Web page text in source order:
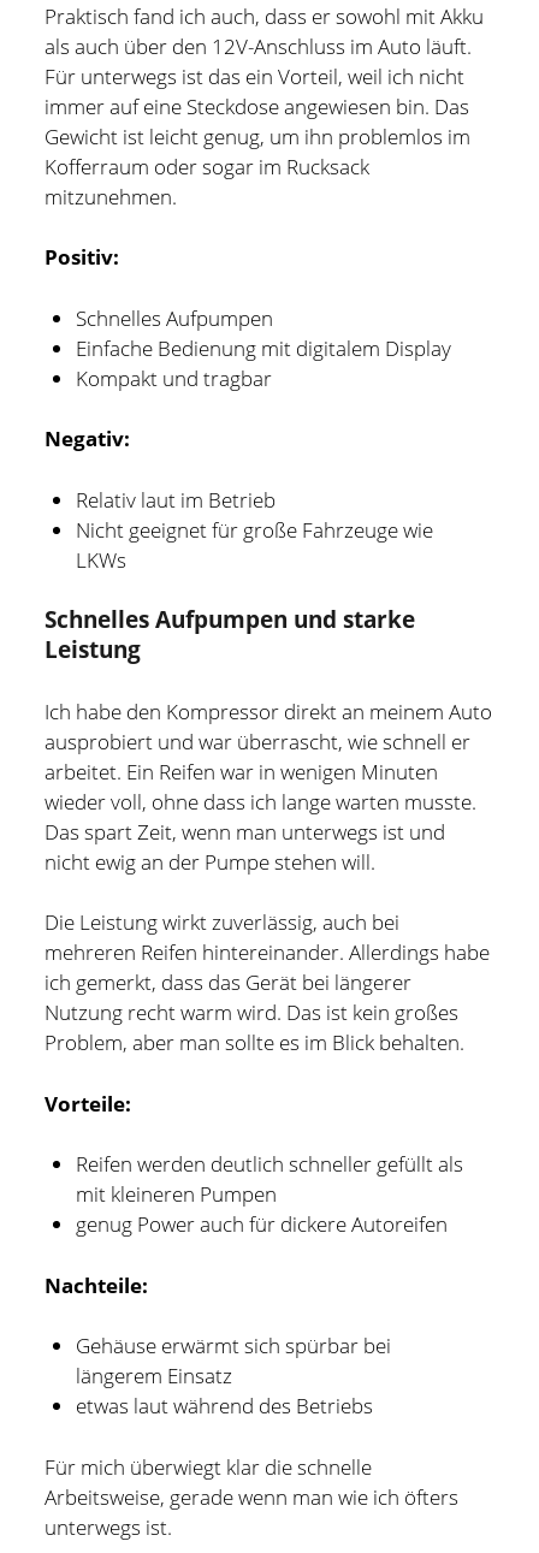
Praktisch fand ich auch, dass er sowohl mit Akku
als auch über den 12V-Anschluss im Auto läuft.
Für unterwegs ist das ein Vorteil, weil ich nicht
immer auf eine Steckdose angewiesen bin. Das
Gewicht ist leicht genug, um ihn problemlos im
Kofferraum oder sogar im Rucksack
mitzunehmen.
Positiv:
Schnelles Aufpumpen
Einfache Bedienung mit digitalem Display
Kompakt und tragbar
Negativ:
Relativ laut im Betrieb
Nicht geeignet für große Fahrzeuge wie
LKWs
Schnelles Aufpumpen und starke
Leistung
Ich habe den Kompressor direkt an meinem Auto
ausprobiert und war überrascht, wie schnell er
arbeitet. Ein Reifen war in wenigen Minuten
wieder voll, ohne dass ich lange warten musste.
Das spart Zeit, wenn man unterwegs ist und
nicht ewig an der Pumpe stehen will.
Die Leistung wirkt zuverlässig, auch bei
mehreren Reifen hintereinander. Allerdings habe
ich gemerkt, dass das Gerät bei längerer
Nutzung recht warm wird. Das ist kein großes
Problem, aber man sollte es im Blick behalten.
Vorteile:
Reifen werden deutlich schneller gefüllt als
mit kleineren Pumpen
genug Power auch für dickere Autoreifen
Nachteile:
Gehäuse erwärmt sich spürbar bei
längerem Einsatz
etwas laut während des Betriebs
Für mich überwiegt klar die schnelle
Arbeitsweise, gerade wenn man wie ich öfters
unterwegs ist.